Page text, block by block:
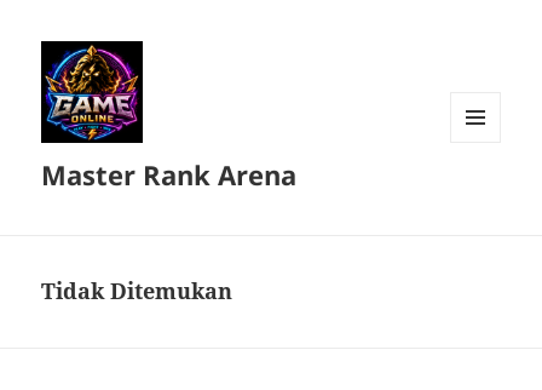
Master Rank Arena
Tidak Ditemukan